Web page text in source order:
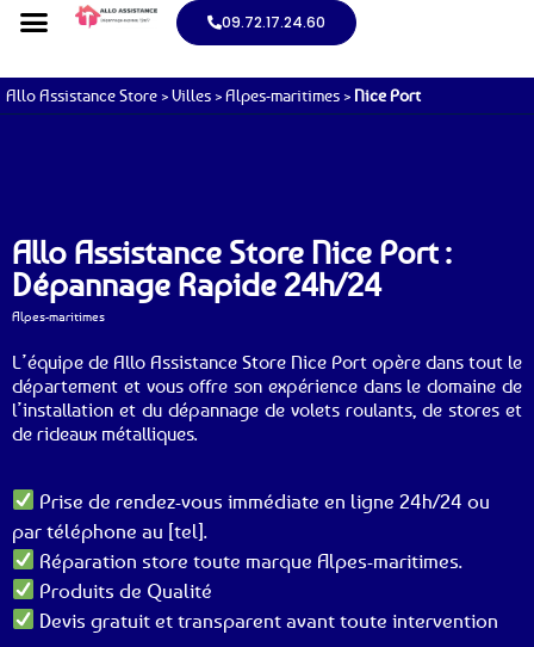
09.72.17.24.60
Allo Assistance Store >Villes >Alpes-maritimes > Nice Port
Allo Assistance Store Nice Port :
Dépannage Rapide 24h/24
Alpes-maritimes
L’équipe de Allo Assistance Store Nice Port opère dans tout le
département et vous offre son expérience dans le domaine de
l’installation et du dépannage de volets roulants, de stores et
de rideaux métalliques.
Prise de rendez-vous immédiate en ligne 24h/24 ou
par téléphone au [tel].
Réparation store toute marque Alpes-maritimes.
Produits de Qualité
Devis gratuit et transparent avant toute intervention